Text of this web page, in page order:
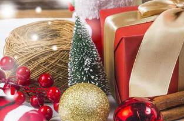
ప్రపంచవ్యాప్తంగాక్రిస్మస్‌వేడుకలు
ప్రతి సంవత్సరం, మనం తమకు
మీరు కూడా ఈ క్రిస్మస్‌ సందర్భంగా
వివరాలు
మటాంచెరీ ప్లమ్‌ కేక్‌